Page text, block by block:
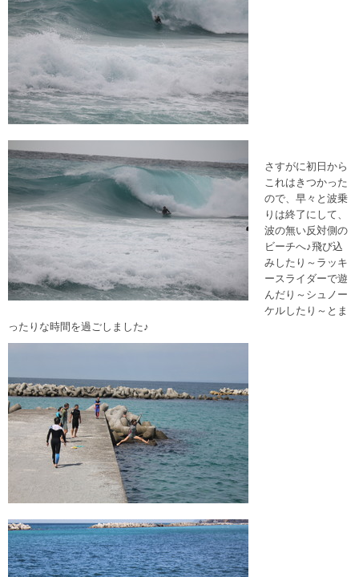
さすがに初日から
これはきつかった
ので、早々と波乗
りは終了にして、
波の無い反対側の
ビーチへ♪飛び込
みしたり～ラッキ
ースライダーで遊
んだり～シュノー
ケルしたり～とま
ったりな時間を過ごしました♪